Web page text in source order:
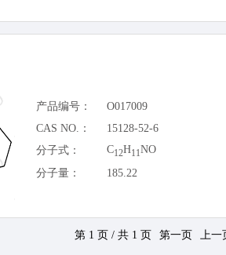
产品编号：
O017009
CAS NO.：
15128-52-6
分子式：
C12H11NO
分子量：
185.22
第 1 页 / 共 1 页 第一页 上一